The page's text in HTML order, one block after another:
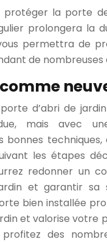
protéger la porte
prolongera la
permettra de
de nombreuses
d’abri de
mais avec
bonnes techniques,
les étapes
redonner un
et garantir sa
bien installée
et valorise votre
des